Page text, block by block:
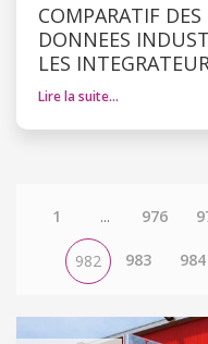
COMPARATIF
DONNEES
LES
Lire la suite…
1 ... 976
982 983 984